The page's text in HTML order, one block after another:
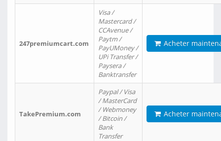
247premiumcart.com
Visa /
Mastercard /
CCAvenue /
Paytm /
PayUMoney /
UPi Transfer /
Paysera /
Banktransfer
Acheter
TakePremium.com
Paypal / Visa
/ MasterCard
/ Webmoney
/ Bitcoin /
Bank
Transfer
Acheter